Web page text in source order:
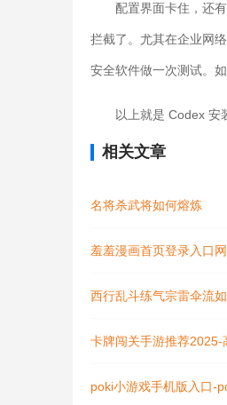
配置界面卡住，还
拦截了。尤其在企业网
安全软件做一次测试。
以上就是 Codex 安
相关文章
名将杀武将如何熔炼
羞羞漫画首页登录入口
西行乱斗练气宗雷伞流
卡牌闯关手游推荐
poki小游戏手机版入口-